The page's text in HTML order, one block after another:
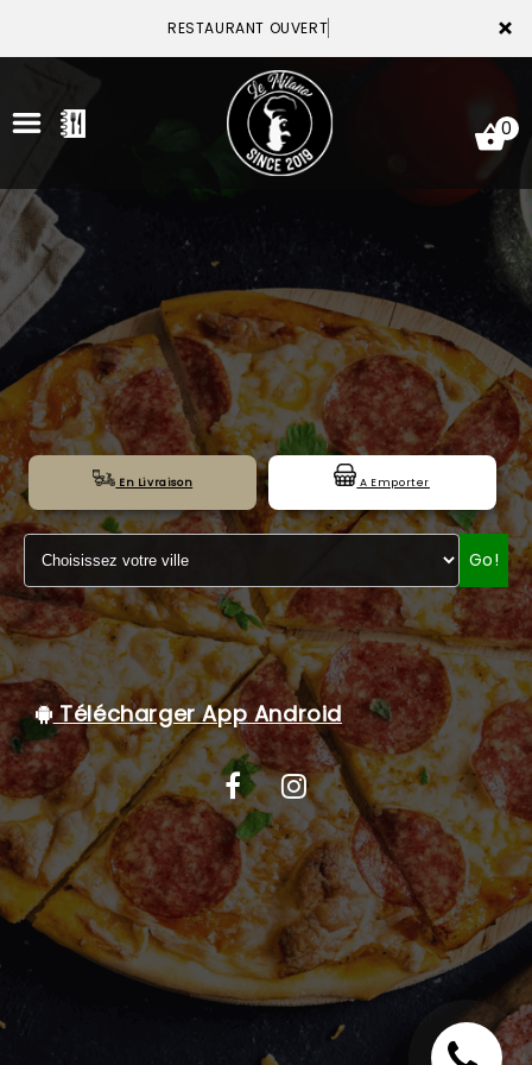
×
RESTAURANT OUVERT
ACCUEIL
LA CARTE
VOTRE COMPTE
NOTRE RESTAURANT
VOS AVIS
MENTIONS LÉGALES
C.G.V
0
En Livraison A Emporter
Go!
Télécharger App Android